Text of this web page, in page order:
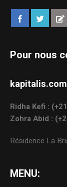
Pour nous
Ridha Kefi :
Zohra Abid :
Résidence La
MENU: